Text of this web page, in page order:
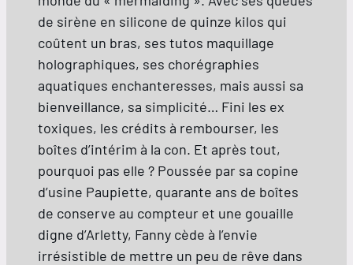
de sirène en silicone de quinze kilos qui
coûtent un bras, ses tutos maquillage
holographiques, ses chorégraphies
aquatiques enchanteresses, mais aussi sa
bienveillance, sa simplicité… Fini les ex
toxiques, les crédits à rembourser, les
boîtes d’intérim à la con. Et après tout,
pourquoi pas elle ? Poussée par sa copine
d’usine Paupiette, quarante ans de boîtes
de conserve au compteur et une gouaille
digne d’Arletty, Fanny cède à l’envie
irrésistible de mettre un peu de rêve dans